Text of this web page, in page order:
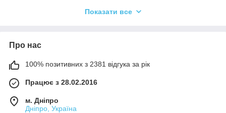
цілому всьому організму після інтенсивного тренінгу,
Вони зменшують розпад білків, активізують синтез
який є однією з головних складових
сили та м'язової маси. Білки беруть участь у
відновлювальному процесі та зростанні м'язових
тканин. Вуглеводи впливають на приплив енергії,
Показати все
Про нас
100% позитивних з 2381 відгука за рік
Працює з 28.02.2016
м. Дніпро
Дніпро, Україна